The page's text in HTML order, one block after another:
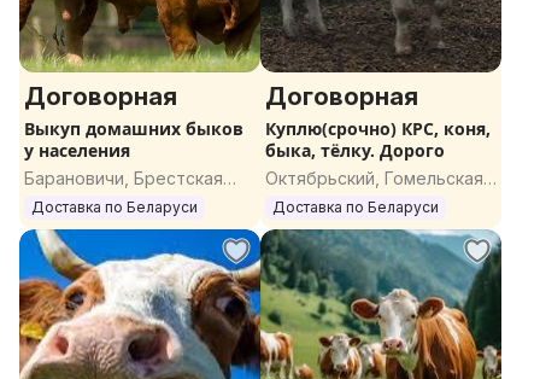
Договорная
Выкуп домашних быков
у населения
Барановичи, Брестская
область
Доставка по Беларуси
Договорная
Куплю(срочно) КРС, коня,
быка, тёлку. Дорого
Октябрьский, Гомельская
область
Доставка по Беларуси